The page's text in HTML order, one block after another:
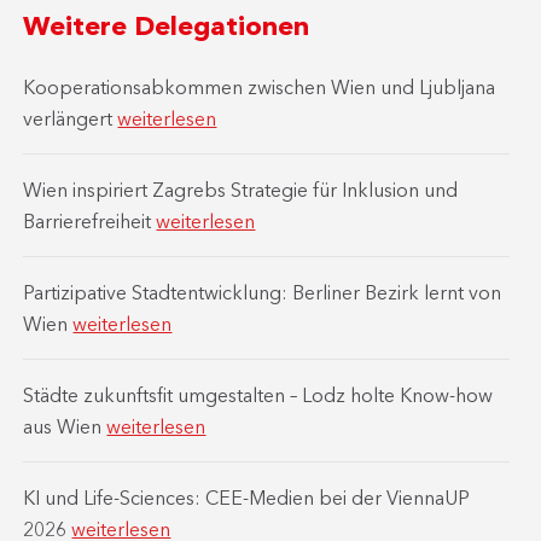
Weitere Delegationen
Kooperationsabkommen zwischen Wien und Ljubljana
verlängertweiterlesen
Wien inspiriert Zagrebs Strategie für Inklusion und
Barrierefreiheitweiterlesen
Partizipative Stadtentwicklung: Berliner Bezirk lernt von
Wienweiterlesen
Städte zukunftsfit umgestalten – Lodz holte Know-how
aus Wienweiterlesen
KI und Life-Sciences: CEE-Medien bei der ViennaUP
2026weiterlesen